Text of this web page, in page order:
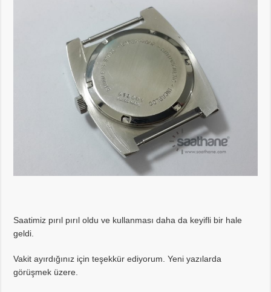
Saatimiz pırıl pırıl oldu ve kullanması daha da keyifli bir hale
geldi.
Vakit ayırdığınız için teşekkür ediyorum. Yeni yazılarda
görüşmek üzere.